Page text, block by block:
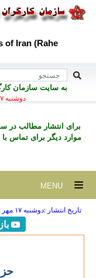
of Iran (Rahe
به سايت سازمان
دوشنبه ۱۷ مهر ۱۴۰۲ برابر با ۰۹ اکتبر ۲۰۲۳
برای انتشار مطالب در
موارد ديگر برای تماس
تاریخ انتشار :دوشنبه ۱۷ مهر ۱۴۰۲ برابر با ۰۹ اکتبر ۲۰۲۳